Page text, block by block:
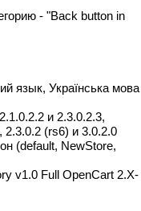
- "Back button in
язык, Українська мова
и 2.3.0.2.3,
2.3.0.2 (rs6) и 3.0.2.0
(default, NewStore,
v1.0 Full OpenCart 2.X-